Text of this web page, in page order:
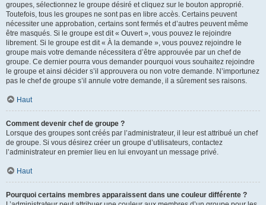
groupes, sélectionnez le groupe désiré et cliquez sur le bouton approprié.
Toutefois, tous les groupes ne sont pas en libre accès. Certains peuvent
nécessiter une approbation, certains sont fermés et d’autres peuvent même
être masqués. Si le groupe est dit « Ouvert », vous pouvez le rejoindre
librement. Si le groupe est dit « À la demande », vous pouvez rejoindre le
groupe mais votre demande nécessitera d’être approuvée par un chef de
groupe. Ce dernier pourra vous demander pourquoi vous souhaitez rejoindre
le groupe et ainsi décider s’il approuvera ou non votre demande. N’importunez
pas le chef de groupe s’il annule votre demande, il a sûrement ses raisons.
Haut
Comment devenir chef de groupe ?
Lorsque des groupes sont créés par l’administrateur, il leur est attribué un chef
de groupe. Si vous désirez créer un groupe d’utilisateurs, contactez
l’administrateur en premier lieu en lui envoyant un message privé.
Haut
Pourquoi certains membres apparaissent dans une couleur différente ?